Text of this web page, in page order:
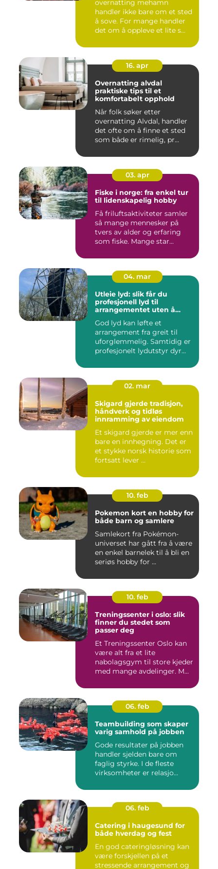
overnatting mehamn
handler ikke bare om et sted
å sove. For mange handler
det om å oppleve et lite s...
16. apr
Overnatting alvdal
praktiske tips til et
komfortabelt opphold
Når folk søker etter
overnatting Alvdal, handler
det ofte om å finne et sted
som både er rimelig, pr...
03. apr
Fiske i norge: fra enkel tur
til lidenskapelig hobby
Få friluftsaktiviteter samler
så mange mennesker på
tvers av alder og erfaring
som fiske. Mange star...
04. mar
Utleie lyd: slik får du
profesjonell lyd til
arrangementet uten å
God lyd kan løfte et
arrangement fra greit til
uforglemmelig. Samtidig er
profesjonelt lydutstyr dyr...
02. mar
Skigard gjerde tradisjon,
håndverk og tidløs
innramming av eiendom
Et skigard gjerde er mer enn
bare en innhegning. Det er
et stykke norsk historie som
fortsatt lever ...
10. feb
Pokemon kort en hobby for
både barn og samlere
Samlekort fra Pokémon-
universet har gått fra å være
en enkel barnelek til å bli en
seriøs hobby for ...
10. feb
Treningssenter i oslo: slik
finner du stedet som
passer deg
Et Treningssenter Oslo kan
være alt fra et lite
nabolagsgym til store kjeder
med mange avdelinger. M...
06. feb
Teambuilding som skaper
varig samhold på jobben
Gode resultater på jobben
handler sjelden bare om
faglig styrke. I de fleste
virksomheter er relasjo...
06. feb
Catering i haugesund for
både hverdag og fest
En god cateringløsning kan
være forskjellen på et
stressende arrangement og